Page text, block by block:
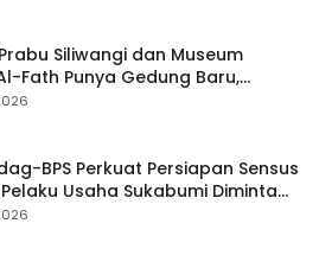
Siliwangi dan Museum
Fath Punya Gedung Baru,
Koleksi Dipisahkan
BPS Perkuat Persiapan Sensus
Usaha Sukabumi Diminta
Data